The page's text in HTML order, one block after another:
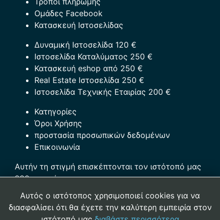
Ομάδες Facebook
Κατασκευή Ιστοσελίδας
Δυναμική Ιστοσελίδα 120 €
Ιστοσελίδα Καταλύματος 250 €
Κατασκευή eshop από 250 €
Real Estate Ιστοσελίδα 250 €
Ιστοσελίδα Τεχνικής Εταιρίας 200 €
Κατηγορίες
Όροι Χρήσης
προστασία προσωπικών δεδομένων
Επικοινωνία
Αυτήν τη στιγμή επισκέπτονται τον ιστότοπό μας
220 επισκέπτες
Αρ. Γ.Ε.ΜΗ.:121023909000
Αυτός ο ιστότοπος χρησιμοποιεί cookies για να
διασφαλίσει ότι θα έχετε την καλύτερη εμπειρία στον